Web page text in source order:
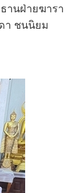
านฝ่ายฆารา
า ชนนิยม